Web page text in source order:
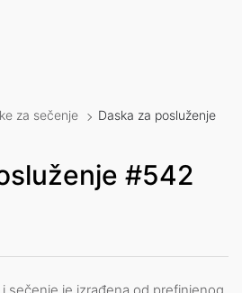
za sečenje
Daska za posluženje
#542
sečenje je izrađena od prefinjenog